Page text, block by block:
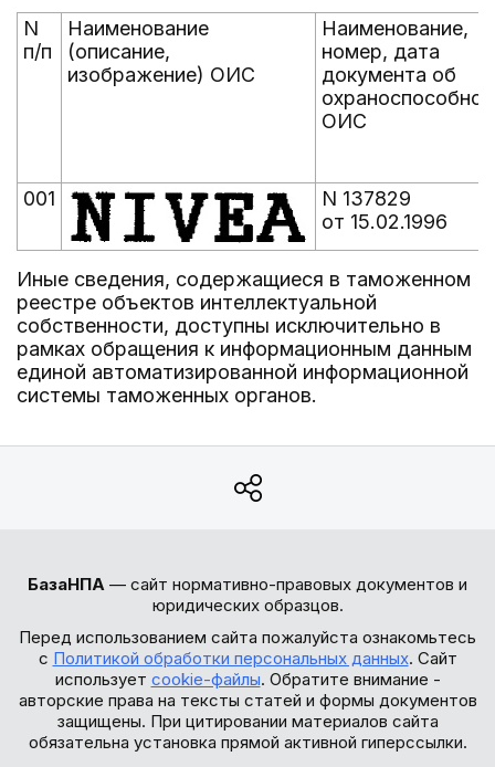
N
п/п
Наименование
(описание,
изображение) ОИС
Наименование,
номер, дата
документа об
ОИС
001
N 137829
от 15.02.1996
Иные сведения, содержащиеся в таможенном
реестре объектов интеллектуальной
собственности, доступны исключительно в
рамках обращения к информационным данным
единой автоматизированной информационной
системы таможенных органов.
БазаНПА — сайт нормативно-правовых документов и
юридических образцов.
Перед использованием сайта пожалуйста ознакомьтесь
с Политикой обработки персональных данных. Сайт
использует cookie-файлы. Обратите внимание -
авторские права на тексты статей и формы документов
защищены. При цитировании материалов сайта
обязательна установка прямой активной гиперссылки.